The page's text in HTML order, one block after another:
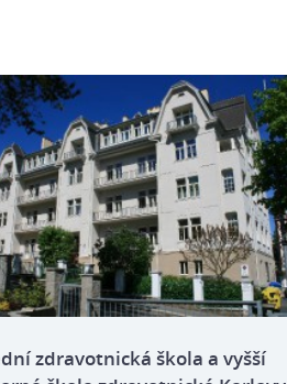
zdravotnická škola a vyšší